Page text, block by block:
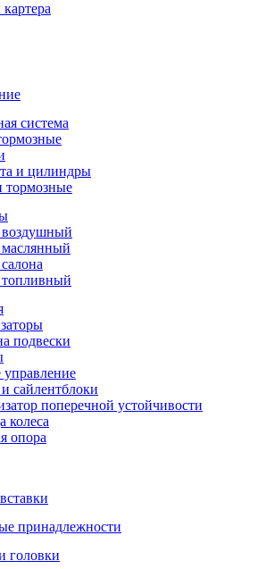
система
и цилиндры
подвески
управление
сайлентблоки
поперечной устойчивости
колеса
опора
принадлежности
головки